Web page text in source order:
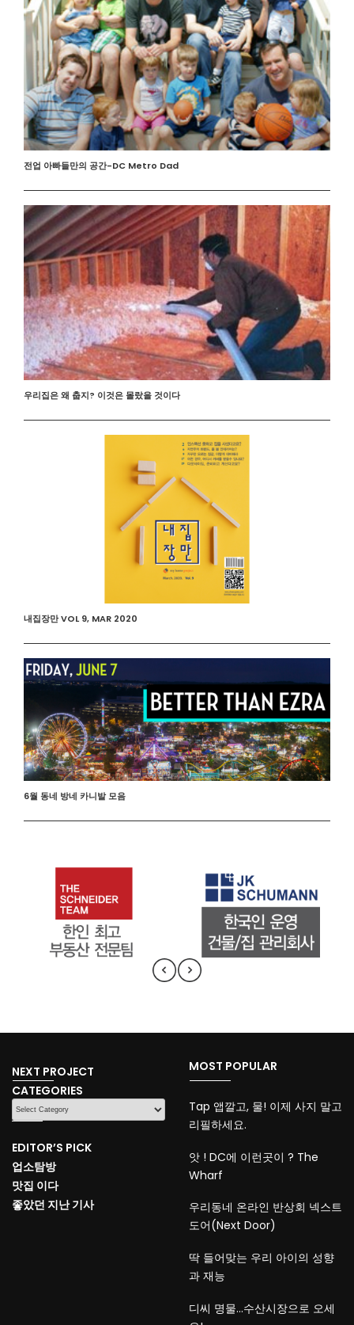
전업 아빠들만의 공간-DC Metro Dad
우리집은 왜 춥지? 이것은 몰랐을 것이다
내집장만 VOL 9, MAR 2020
6월 동네 방네 카니발 모음
NEXT PROJECT
CATEGORIES
CATEGORIES
EDITOR’S PICK
업소탐방
맛집 이다
좋았던 지난 기사
MOST POPULAR
Tap 앱깔고, 물! 이제 사지 말고
리필하세요.
앗 ! DC에 이런곳이 ? The
Wharf
우리동네 온라인 반상회 넥스트
도어(Next Door)
딱 들어맞는 우리 아이의 성향
과 재능
디씨 명물…수산시장으로 오세